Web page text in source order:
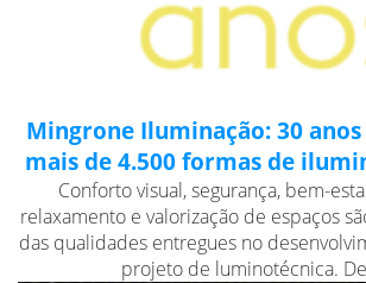
Mingrone Iluminação: 30
mais de 4.500 formas de
Conforto visual, segurança, bem-
relaxamento e valorização de espaços
das qualidades entregues no
projeto de luminotécnica.